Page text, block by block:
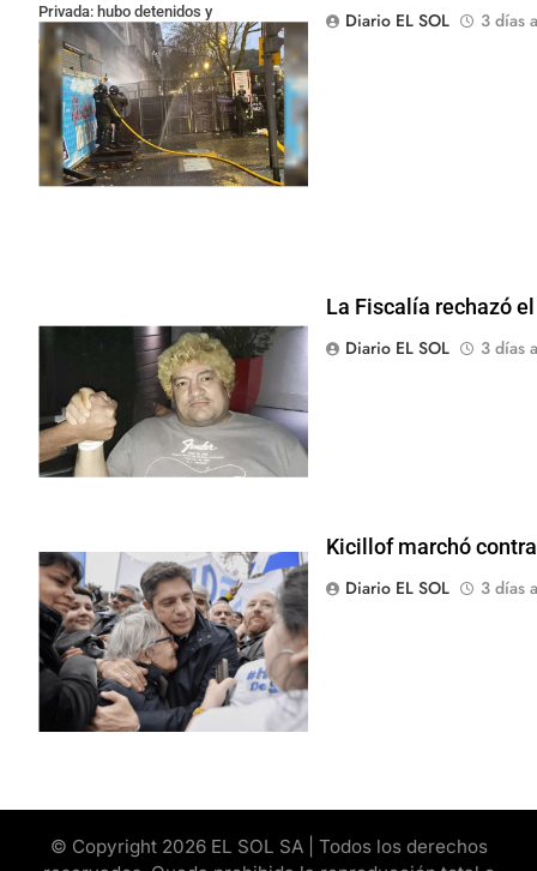
Privada: hubo detenidos y
enfrentamientos
Diario EL SOL
3 días
La Fiscalía rechazó
Diario EL SOL
3 días
Kicillof marchó
Diario EL SOL
3 días
© Copyright 2026 EL SOL SA | Todos los derechos